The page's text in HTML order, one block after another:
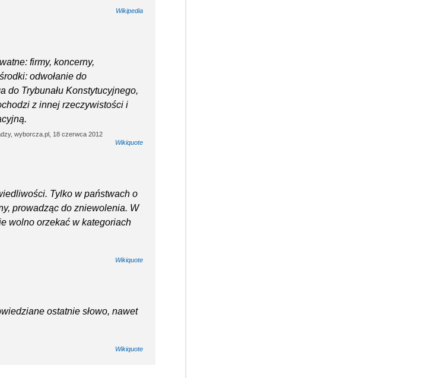
Wikipedia
firmy, koncerny,
odwołanie do
do Trybunału Konstytucyjnego,
z innej rzeczywistości i
wyborcza.pl, 18 czerwca 2012
Wikiquote
Tylko w państwach o
prowadząc do zniewolenia. W
wolno orzekać w kategoriach
Wikiquote
ostatnie słowo, nawet
Wikiquote